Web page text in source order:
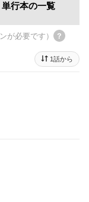
単行本の一覧
が必要です）
1話から